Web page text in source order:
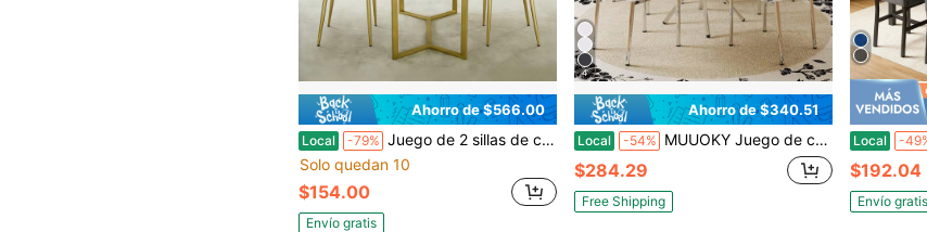
Ahorro de $566.00
Local -79% Juego de 2 sillas de comedor de acento modernas Atoll con asiento tapizado de piel de PU y respaldo curvo, patas de metal, silla de cocina de mediados de siglo para comedor, sala de estar u oficina
Solo quedan 10
$154.00
Envío gratis
4
Ahorro de $340.51
Local -54% MUUOKY Juego de comedor de 5 piezas con mesa de vidrio templado para 4 personas, mesa redonda de 93 cm (36.6'') de estilo moderno y lujoso con 4 sillas tapizadas en cuero sintético, tablero de vidrio templado grueso y patas de metal, ideal para comedor, sala de estar, cocina, oficina, apartamento, mesa de cocina, fácil de limpiar, fácil de montar, decoración del hogar
$284.29
Free Shipping
Local -
$192.04
Envío gratis